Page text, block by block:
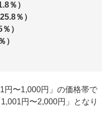
％）
％）
）
円〜1,000円」の価格帯で
円〜2,000円」となり